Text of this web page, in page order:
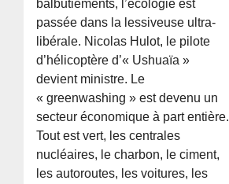
balbutiements, l’écologie est
passée dans la lessiveuse ultra-
libérale. Nicolas Hulot, le pilote
d’hélicoptère d’« Ushuaïa »
devient ministre. Le
« greenwashing » est devenu un
secteur économique à part entière.
Tout est vert, les centrales
nucléaires, le charbon, le ciment,
les autoroutes, les voitures, les